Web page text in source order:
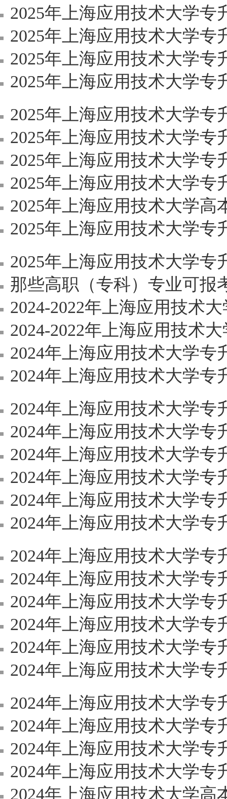
2025年上海应用技术大学专
2025年上海应用技术大学专
2025年上海应用技术大学专
2025年上海应用技术大学专
2025年上海应用技术大学专升本
2025年上海应用技术大学专升本
2025年上海应用技术大学专升
2025年上海应用技术大学专升本《
2025年上海应用技术大学高
2025年上海应用技术大学专
2025年上海应用技术大学专升本招生可报
那些高职（专科）专业可报考上
2024-2022年上海应用技术
2024-2022年上海应用技术大学
2024年上海应用技术大学专
2024年上海应用技术大学专升本
2024年上海应用技术大学专
2024年上海应用技术大学专
2024年上海应用技术大学专
2024年上海应用技术大学专升本（高
2024年上海应用技术大学专
2024年上海应用技术大学专
2024年上海应用技术大学专
2024年上海应用技术大学专
2024年上海应用技术大学专
2024年上海应用技术大学专升本
2024年上海应用技术大学专升本《
2024年上海应用技术大学专升本
2024年上海应用技术大学专升
2024年上海应用技术大学专
2024年上海应用技术大学专升
2024年上海应用技术大学专升本《C
2024年上海应用技术大学高